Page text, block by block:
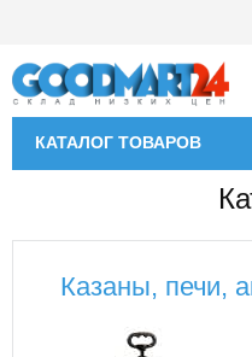
КАТАЛОГ ТОВАРОВ
Казаны, печи,